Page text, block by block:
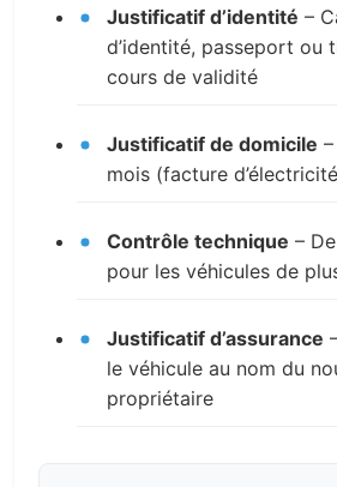
Justificatif d’identité –
d’identité, passeport ou
cours de validité
Justificatif de domicile
mois (facture
Contrôle technique –
pour les véhicules de
Justificatif d’assurance
le véhicule au nom du
propriétaire